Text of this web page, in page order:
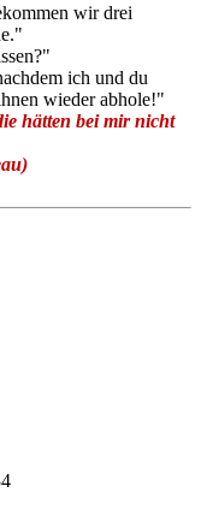
wir drei
ich und du
wieder abhole!"
hätten bei mir nicht